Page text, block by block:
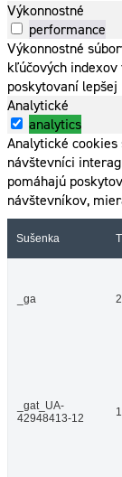
Výkonnostné
performance
Výkonnostné
kľúčových
poskytovaní
Analytické
analytics
Analytické cookies
návštevníci
pomáhajú
návštevníkov,
Sušenka
_ga
_gat_UA-
42948413-12